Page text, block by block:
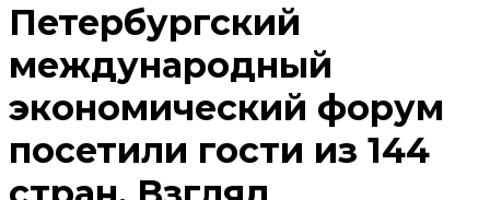
Петербургский
международный
экономический форум
посетили гости из 144